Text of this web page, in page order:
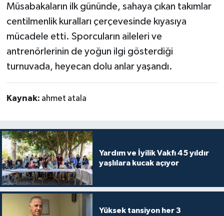
Müsabakaların ilk gününde, sahaya çıkan takımlar
centilmenlik kuralları çerçevesinde kıyasıya
mücadele etti. Sporcuların aileleri ve
antrenörlerinin de yoğun ilgi gösterdiği
turnuvada, heyecan dolu anlar yaşandı.
Kaynak: ahmet atala
Yardım ve İyilik Vakfı 45 yıldır
yaşlılara kucak açıyor
Yüksek tansiyon her 3